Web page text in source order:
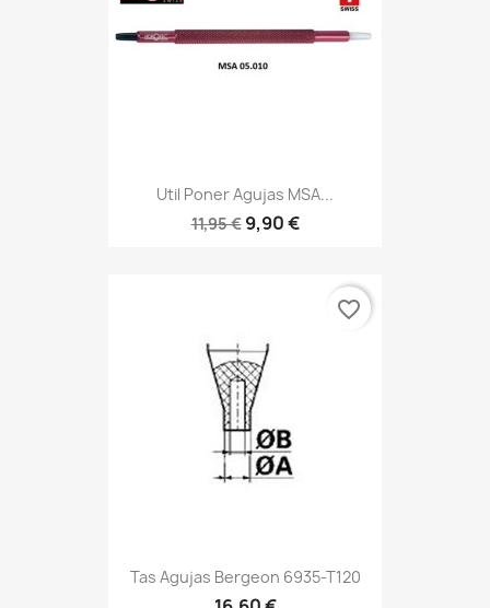
Util Poner Agujas MSA...
11,95 € 9,90 €
Tas Agujas Bergeon 6935-T120
favorite_border